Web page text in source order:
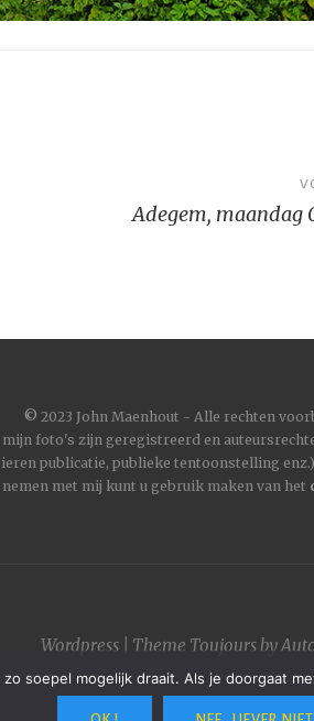
Adegem, maandag
© 2023 John Maenhout - Alle rechten
mijn foto's zijn geregistreerd en
publicatie, publieke tentoonstelling
met mij kunt u gebruik maken van het
Wordpress| Theme Toujoursby
soepel mogelijk draait. Als je doorgaat